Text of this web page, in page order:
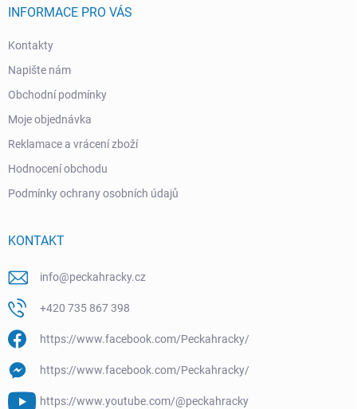
INFORMACE PRO VÁS
Kontakty
Napište nám
Obchodní podmínky
Moje objednávka
Reklamace a vrácení zboží
Hodnocení obchodu
Podmínky ochrany osobních údajů
KONTAKT
info@peckahracky.cz
+420 735 867 398
https://www.facebook.com/Peckahracky/
https://www.facebook.com/Peckahracky/
https://www.youtube.com/@peckahracky